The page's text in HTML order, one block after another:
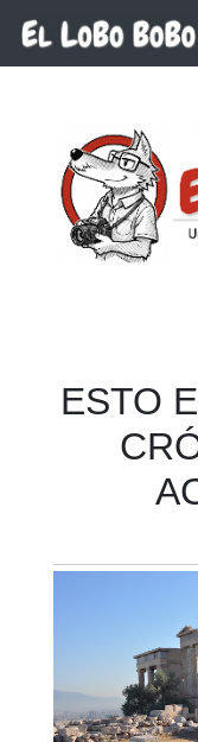
Ir al contenido principal
ESTO